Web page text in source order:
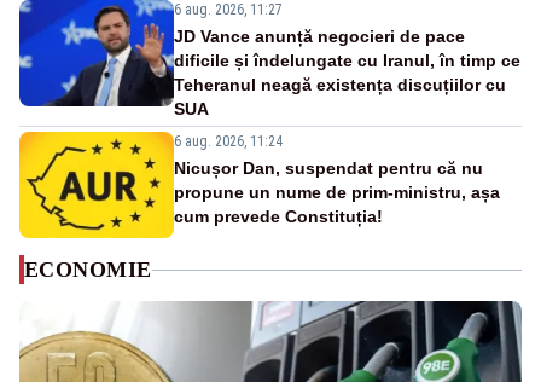
6 aug. 2026, 11:27
JD Vance anunță negocieri de pace
dificile și îndelungate cu Iranul, în timp ce
Teheranul neagă existența discuțiilor cu
SUA
6 aug. 2026, 11:24
Nicușor Dan, suspendat pentru că nu
propune un nume de prim-ministru, așa
cum prevede Constituția!
ECONOMIE